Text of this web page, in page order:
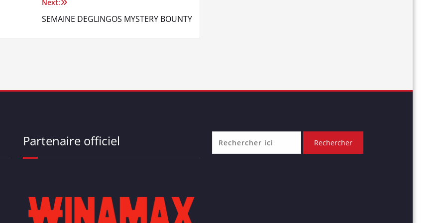
Next:
SEMAINE DEGLINGOS MYSTERY BOUNTY
Partenaire officiel